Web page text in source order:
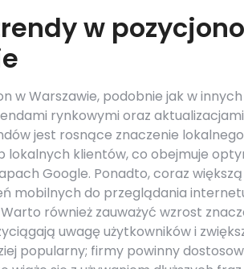
w
w Warszawie, podobnie jak w
rynkowymi oraz
jest rosnące znaczenie
lokalnych klientów, co obejmuje
Google. Ponadto, coraz
mobilnych do przeglądania
Warto również zauważyć wzrost
uwagę użytkowników i
popularny; firmy powinny